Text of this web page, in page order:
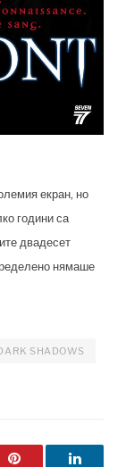
екран, но
години са
двадесет
нямаше
SHADOWS
Pinterest